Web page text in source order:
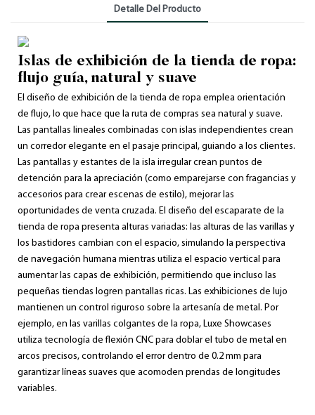
Detalle Del Producto
Islas de exhibición de la tienda de ropa:
flujo guía, natural y suave
El diseño de exhibición de la tienda de ropa emplea orientación
de flujo, lo que hace que la ruta de compras sea natural y suave.
Las pantallas lineales combinadas con islas independientes crean
un corredor elegante en el pasaje principal, guiando a los clientes.
Las pantallas y estantes de la isla irregular crean puntos de
detención para la apreciación (como emparejarse con fragancias y
accesorios para crear escenas de estilo), mejorar las
oportunidades de venta cruzada. El diseño del escaparate de la
tienda de ropa presenta alturas variadas: las alturas de las varillas y
los bastidores cambian con el espacio, simulando la perspectiva
de navegación humana mientras utiliza el espacio vertical para
aumentar las capas de exhibición, permitiendo que incluso las
pequeñas tiendas logren pantallas ricas. Las exhibiciones de lujo
mantienen un control riguroso sobre la artesanía de metal. Por
ejemplo, en las varillas colgantes de la ropa, Luxe Showcases
utiliza tecnología de flexión CNC para doblar el tubo de metal en
arcos precisos, controlando el error dentro de 0.2 mm para
garantizar líneas suaves que acomoden prendas de longitudes
variables.